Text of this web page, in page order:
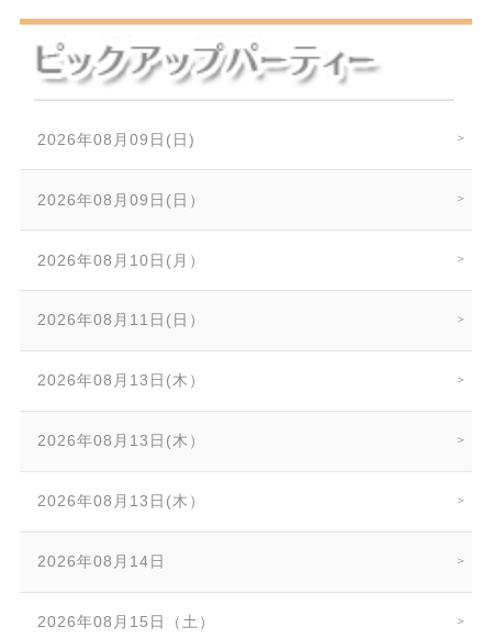
2026年08月09日(日)
2026年08月09日(日）
2026年08月10日(月）
2026年08月11日(日）
2026年08月13日(木）
2026年08月13日(木）
2026年08月13日(木）
2026年08月14日
2026年08月15日（土）